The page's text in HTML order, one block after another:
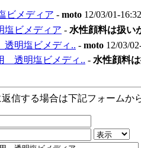
ビメディア - moto 12/03/01-16:32
ビメディア - 水性顔料は扱い
明塩ビメディ.. - moto 12/03/
透明塩ビメディ.. - 水性顔料
返信する場合は下記フォームか